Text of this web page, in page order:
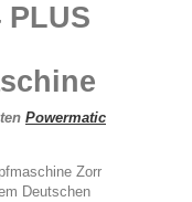
Powermatic
Zorr
Deutschen